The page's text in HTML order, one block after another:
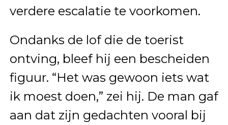
verdere escalatie te voorkomen.
Ondanks de lof die de toerist
ontving, bleef hij een bescheiden
figuur. “Het was gewoon iets wat
ik moest doen,” zei hij. De man gaf
aan dat zijn gedachten vooral bij